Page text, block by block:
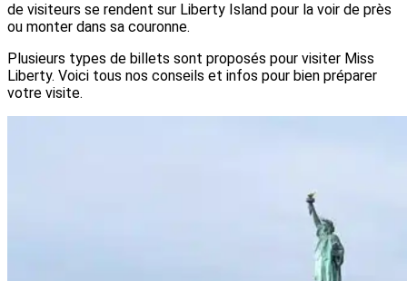
de visiteurs se rendent sur Liberty Island pour la voir de près
ou monter dans sa couronne.
Plusieurs types de billets sont proposés pour visiter Miss
Liberty. Voici tous nos conseils et infos pour bien préparer
votre visite.